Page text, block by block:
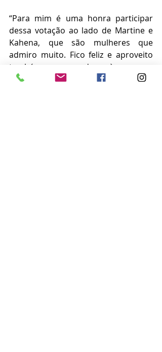
“Para mim é uma honra participar
dessa votação ao lado de Martine e
Kahena, que são mulheres que
admiro muito. Fico feliz e aproveito
também para agradecer às pessoas
que votaram. Fica o sentimento que